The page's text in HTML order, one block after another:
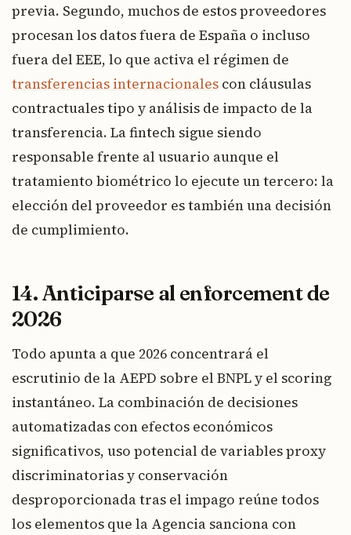
previa. Segundo, muchos de estos proveedores
procesan los datos fuera de España o incluso
fuera del EEE, lo que activa el régimen de
transferencias internacionales con cláusulas
contractuales tipo y análisis de impacto de la
transferencia. La fintech sigue siendo
responsable frente al usuario aunque el
tratamiento biométrico lo ejecute un tercero: la
elección del proveedor es también una decisión
de cumplimiento.
14. Anticiparse al enforcement de
2026
Todo apunta a que 2026 concentrará el
escrutinio de la AEPD sobre el BNPL y el scoring
instantáneo. La combinación de decisiones
automatizadas con efectos económicos
significativos, uso potencial de variables proxy
discriminatorias y conservación
desproporcionada tras el impago reúne todos
los elementos que la Agencia sanciona con